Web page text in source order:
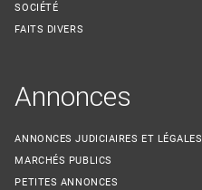
SOCIÉTÉ
FAITS DIVERS
Annonces
ANNONCES JUDICIAIRES ET LÉGALES
MARCHÉS PUBLICS
PETITES ANNONCES